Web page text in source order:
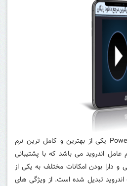
Poweramp Music Player FULL یکی از بهترین و کامل ترین نرم
عامل اندروید می باشد که با پشتیبانی
دارا بودن امکانات مختلف به یکی از
تبدیل شده است. از ویژگی های